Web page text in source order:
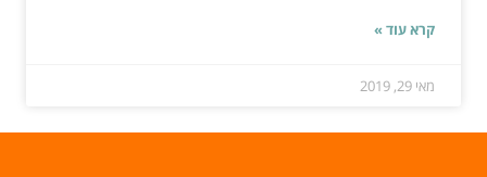
קרא עוד »
מאי 29, 2019